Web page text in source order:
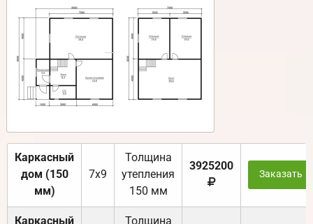
Каркасный
дом (150
мм)
7х9
Толщина
утепления
150 мм
3925200
Заказать
Каркасный
Толщина